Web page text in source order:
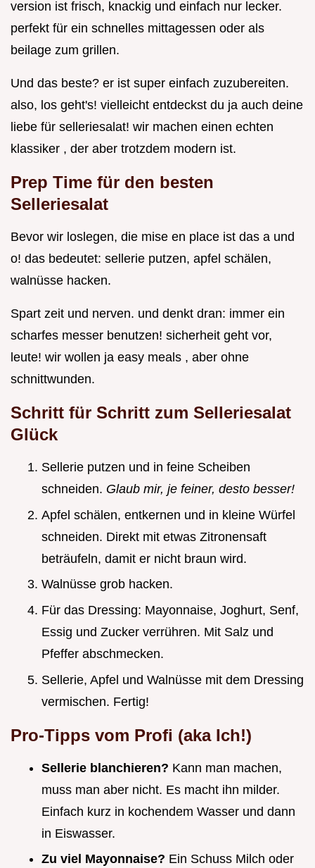
version ist frisch, knackig und einfach nur lecker.
perfekt für ein schnelles mittagessen oder als
beilage zum grillen.
Und das beste? er ist super einfach zuzubereiten.
also, los geht's! vielleicht entdeckst du ja auch deine
liebe für selleriesalat! wir machen einen echten
klassiker , der aber trotzdem modern ist.
Prep Time für den besten
Selleriesalat
Bevor wir loslegen, die mise en place ist das a und
o! das bedeutet: sellerie putzen, apfel schälen,
walnüsse hacken.
Spart zeit und nerven. und denkt dran: immer ein
scharfes messer benutzen! sicherheit geht vor,
leute! wir wollen ja easy meals , aber ohne
schnittwunden.
Schritt für Schritt zum Selleriesalat
Glück
Sellerie putzen und in feine Scheiben
schneiden. Glaub mir, je feiner, desto besser!
Apfel schälen, entkernen und in kleine Würfel
schneiden. Direkt mit etwas Zitronensaft
beträufeln, damit er nicht braun wird.
Walnüsse grob hacken.
Für das Dressing: Mayonnaise, Joghurt, Senf,
Essig und Zucker verrühren. Mit Salz und
Pfeffer abschmecken.
Sellerie, Apfel und Walnüsse mit dem Dressing
vermischen. Fertig!
Pro-Tipps vom Profi (aka Ich!)
Sellerie blanchieren? Kann man machen,
muss man aber nicht. Es macht ihn milder.
Einfach kurz in kochendem Wasser und dann
in Eiswasser.
Zu viel Mayonnaise? Ein Schuss Milch oder